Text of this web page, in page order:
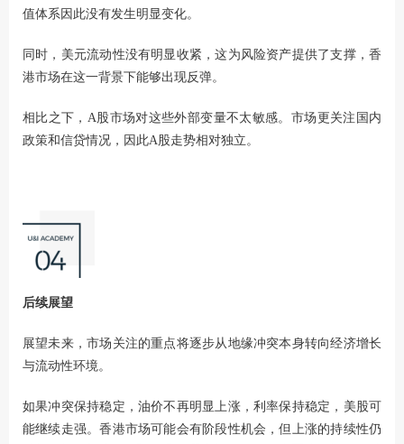
值体系因此没有发生明显变化。
同时，美元流动性没有明显收紧，这为风险资产提供了支撑，香
港市场在这一背景下能够出现反弹。
相比之下，A股市场对这些外部变量不太敏感。市场更关注国内
政策和信贷情况，因此A股走势相对独立。
后续展望
展望未来，市场关注的重点将逐步从地缘冲突本身转向经济增长
与流动性环境。
如果冲突保持稳定，油价不再明显上涨，利率保持稳定，美股可
能继续走强。香港市场可能会有阶段性机会，但上涨的持续性仍